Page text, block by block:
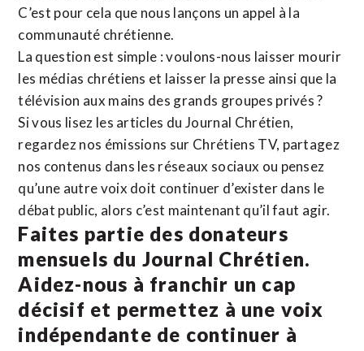
C’est pour cela que nous lançons un appel à la
communauté chrétienne.
La question est simple : voulons-nous laisser mourir
les médias chrétiens et laisser la presse ainsi que la
télévision aux mains des grands groupes privés ?
Si vous lisez les articles du Journal Chrétien,
regardez nos émissions sur Chrétiens TV, partagez
nos contenus dans les réseaux sociaux ou pensez
qu’une autre voix doit continuer d’exister dans le
débat public, alors c’est maintenant qu’il faut agir.
Faites partie des donateurs
mensuels du Journal Chrétien.
Aidez-nous à franchir un cap
décisif et permettez à une voix
indépendante de continuer à